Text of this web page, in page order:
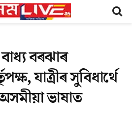
বৰঝাৰ
যাত্ৰীৰ সুবিধাৰ্থে
ভাষাত